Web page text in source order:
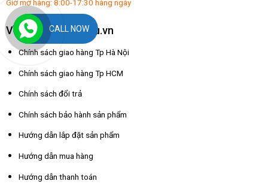
Giờ mở hàng: 8:00-17:30 hàng ngày
Về dochoixuatkhau.vn
Chính sách giao hàng Tp Hà Nội
Chính sách giao hàng Tp HCM
Chính sách đổi trả
Chính sách bảo hành sản phẩm
Hướng dẫn lắp đặt sản phẩm
Hướng dẫn mua hàng
Hướng dẫn thanh toán
CALL NOW